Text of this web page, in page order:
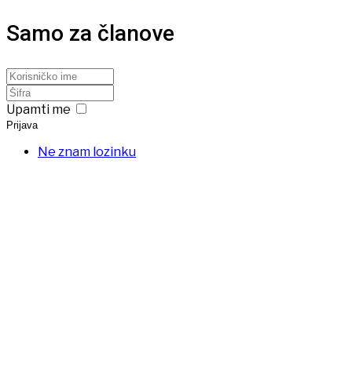
Samo za članove
Upamti me
Prijava
Ne znam lozinku